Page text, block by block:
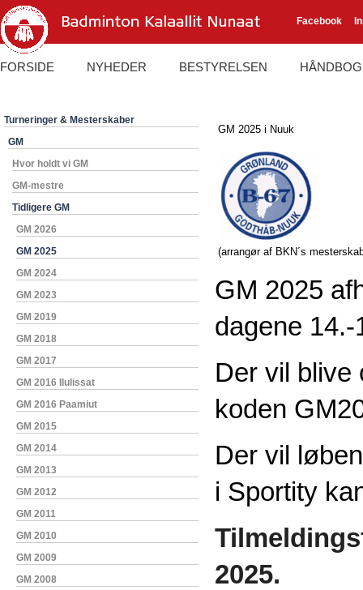
Facebook
FORSIDE NYHEDER BESTYRELSEN HÅNDBOG
Turneringer & Mesterskaber
GM
Hvor holdt vi GM
GM-mestre
Tidligere GM
GM 2026
GM 2025
GM 2024
GM 2023
GM 2019
GM 2018
GM 2017
GM 2016 Ilulissat
GM 2016 Paamiut
GM 2015
GM 2014
GM 2013
GM 2012
GM 2011
GM 2010
GM 2009
GM 2008
GM 2025 i Nuuk
(arrangør af BKN´s
GM 2025
dagene
Der vil blive
koden
Der vil
i Sportity
2025.